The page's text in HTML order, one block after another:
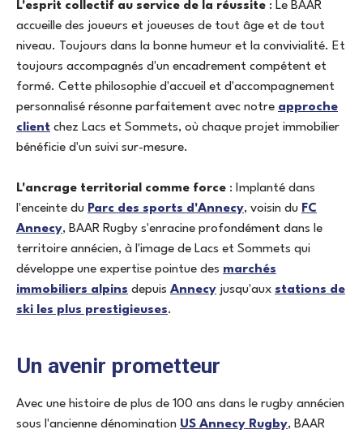
L'esprit collectif au service de la réussite : Le BAAR
accueille des joueurs et joueuses de tout âge et de tout
niveau. Toujours dans la bonne humeur et la convivialité. Et
toujours accompagnés d'un encadrement compétent et
formé. Cette philosophie d'accueil et d'accompagnement
personnalisé résonne parfaitement avec notre approche
client chez Lacs et Sommets, où chaque projet immobilier
bénéficie d'un suivi sur-mesure.
L'ancrage territorial comme force : Implanté dans
l'enceinte du Parc des sports d'Annecy, voisin du FC
Annecy, BAAR Rugby s'enracine profondément dans le
territoire annécien, à l'image de Lacs et Sommets qui
développe une expertise pointue des marchés
immobiliers alpins depuis Annecy jusqu'aux stations de
ski les plus prestigieuses.
Un avenir prometteur
Avec une histoire de plus de 100 ans dans le rugby annécien
sous l'ancienne dénomination US Annecy Rugby, BAAR